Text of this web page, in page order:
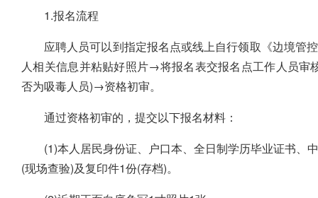
1.报名流程
应聘人员可以到指定报名点或线上自行领取《边境管
人相关信息并粘贴好照片→将报名表交报名点工作人员
否为吸毒人员)→资格初审。
通过资格初审的，提交以下报名材料：
(1)本人居民身份证、户口本、全日制学历毕业证书、
(现场查验)及复印件1份(存档)。